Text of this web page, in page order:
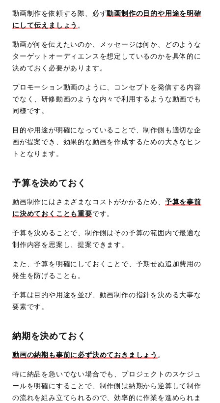
動画制作を依頼する際、必ず動画制作の目的や用途を明確
にして伝えましょう 。
動画が何を伝えたいのか、メッセージは何か、どのような
ターゲットオーディエンスを想定しているのかを具体的に
決めておく必要があります。
プロモーション動画のように、コンセプトを発信する内容
でなく、研修動画のような内々で利用するような動画でも
同様です。
目的や用途が明確になっていることで、制作側も適切な企
画が提案でき、効果的な動画を作成するための大きなヒン
トとなります。
予算を決めておく
動画制作にはさまざまなコストがかかるため、 予算を事前
に決めておくことも重要です。
予算を決めることで、制作側はその予算の範囲内で最適な
制作内容を思案し、提案できます。
また、予算を明確にしておくことで、予期せぬ追加費用の
発生を防げることも。
予算は目的や用途を並び、動画制作の指針を決める大事な
要素です。
納期を決めておく
動画の納期も事前に必ず決めておきましょう 。
特に納品を急いでない場合でも、プロジェクトのスケジュ
ールを明確にすることで、制作側は納期から逆算して制作
の流れを組み立てられるので、効率的に作業を進められま